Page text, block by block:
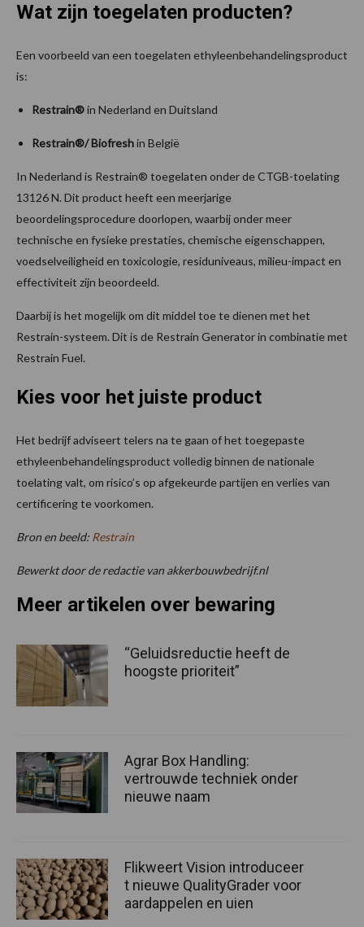
Wat zijn toegelaten producten?
Een voorbeeld van een toegelaten ethyleenbehandelingsproduct
is:
Restrain®in Nederland en Duitsland
Restrain®/ Biofreshin België
In Nederland is Restrain® toegelaten onder de CTGB-toelating
13126 N. Dit product heeft een meerjarige
beoordelingsprocedure doorlopen, waarbij onder meer
technische en fysieke prestaties, chemische eigenschappen,
voedselveiligheid en toxicologie, residuniveaus, milieu-impact en
effectiviteit zijn beoordeeld.
Daarbij is het mogelijk om dit middel toe te dienen met het
Restrain-systeem. Dit is de Restrain Generator in combinatie met
Restrain Fuel.
Kies voor het juiste product
Het bedrijf adviseert telers na te gaan of het toegepaste
ethyleenbehandelingsproduct volledig binnen de nationale
toelating valt, om risico’s op afgekeurde partijen en verlies van
certificering te voorkomen.
Bron en beeld: Restrain
Bewerkt door de redactie van akkerbouwbedrijf.nl
Meer artikelen over bewaring
“Geluidsreductie heeft de
hoogste prioriteit”
Agrar Box Handling:
vertrouwde techniek onder
nieuwe naam
Flikweert Vision introduceer
t nieuwe QualityGrader voor
aardappelen en uien